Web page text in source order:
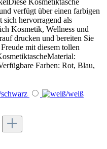
Kosmetiktasche
verfügt über einen farbigen
sich hervorragend als
Kosmetik, Wellness und
drucken und bereiten Sie
mit diesem tollen
Farben: Rot, Blau,